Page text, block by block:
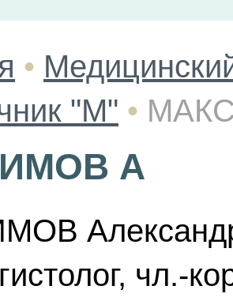
•
"М" •
А
чл.-